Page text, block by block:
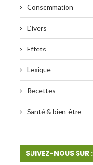
Consommation
Divers
Effets
Lexique
Recettes
Santé & bien-être
SUIVEZ-NOUS SUR :